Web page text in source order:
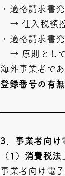
・適格請求書
→ 仕入税額
・適格請求書
→ 原則として
海外事業者で
登録番号の有
3 ．事業者向
（1）消費税
事業者向け電